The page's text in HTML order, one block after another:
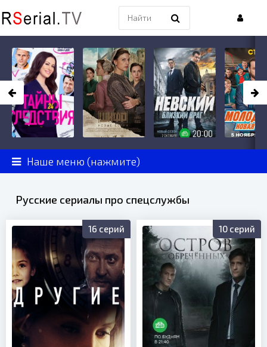
Наше меню (нажмите)
Русские сериалы про спецслужбы
16 серий 10 серий